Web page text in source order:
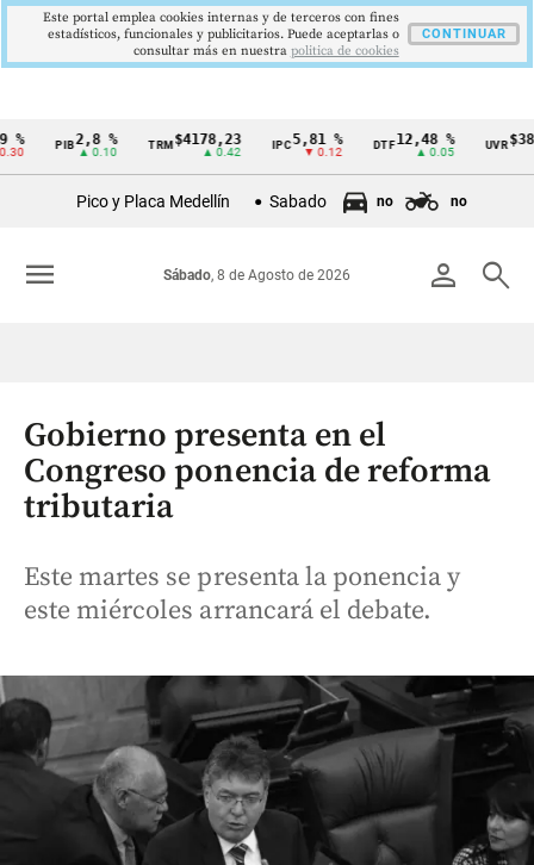
Cintillo
Colombia
PIB 2,8 %
▲ 0.10
TRM $4178,23
▲ 0.42
IPC 5,81 %
▼ 0.12
DTF 12,48 %
▲ 0.05
UVR
▲
Pico y Placa Medellín Sabado no no
person search
Sábado, 8 de Agosto de 2026
menu
Gobierno presenta en el
Congreso ponencia de reforma
tributaria
Este martes se presenta la ponencia y
este miércoles arrancará el debate.
Este portal emplea cookies internas y de terceros con fines
estadísticos, funcionales y publicitarios. Puede aceptarlas o
consultar más en nuestra politica de cookies
CONTINUAR